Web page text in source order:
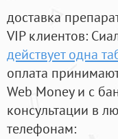
доставка
VIP клиентов:
действует одна
оплата
Web Money и с
консультации в
телефонам: